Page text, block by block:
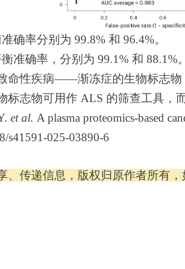
确率分别为 99.8% 和 96.4%。
准确率，分别为 99.1% 和 88.1%。
命性疾病——渐冻症的生物标志物
志物可用作 ALS 的筛查工具，
et al. A plasma proteomics-based
s41591-025-03890-6
、传递信息，版权归原作者所有，